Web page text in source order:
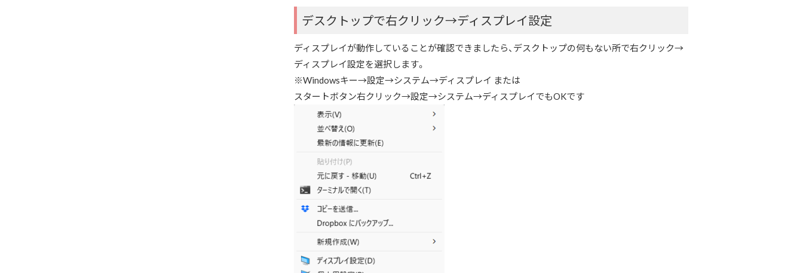
デスクトップで右クリック→ディスプレイ設定
ディスプレイが動作していることが確認できましたら、デスクトップの何もない所で右クリック→
ディスプレイ設定を選択します。
※Windowsキー→設定→システム→ディスプレイ または
スタートボタン右クリック→設定→システム→ディスプレイでもOKです